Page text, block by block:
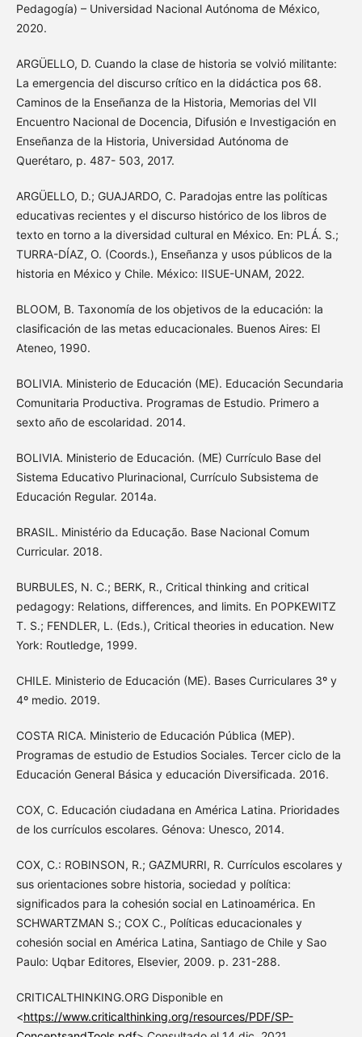
Pedagogía) – Universidad Nacional Autónoma de México,
2020.
ARGÜELLO, D. Cuando la clase de historia se volvió militante:
La emergencia del discurso crítico en la didáctica pos 68.
Caminos de la Enseñanza de la Historia, Memorias del VII
Encuentro Nacional de Docencia, Difusión e Investigación en
Enseñanza de la Historia, Universidad Autónoma de
Querétaro, p. 487- 503, 2017.
ARGÜELLO, D.; GUAJARDO, C. Paradojas entre las políticas
educativas recientes y el discurso histórico de los libros de
texto en torno a la diversidad cultural en México. En: PLÁ. S.;
TURRA-DÍAZ, O. (Coords.), Enseñanza y usos públicos de la
historia en México y Chile. México: IISUE-UNAM, 2022.
BLOOM, B. Taxonomía de los objetivos de la educación: la
clasificación de las metas educacionales. Buenos Aires: El
Ateneo, 1990.
BOLIVIA. Ministerio de Educación (ME). Educación Secundaria
Comunitaria Productiva. Programas de Estudio. Primero a
sexto año de escolaridad. 2014.
BOLIVIA. Ministerio de Educación. (ME) Currículo Base del
Sistema Educativo Plurinacional, Currículo Subsistema de
Educación Regular. 2014a.
BRASIL. Ministério da Educação. Base Nacional Comum
Curricular. 2018.
BURBULES, N. C.; BERK, R., Critical thinking and critical
pedagogy: Relations, differences, and limits. En POPKEWITZ
T. S.; FENDLER, L. (Eds.), Critical theories in education. New
York: Routledge, 1999.
CHILE. Ministerio de Educación (ME). Bases Curriculares 3º y
4º medio. 2019.
COSTA RICA. Ministerio de Educación Pública (MEP).
Programas de estudio de Estudios Sociales. Tercer ciclo de la
Educación General Básica y educación Diversificada. 2016.
COX, C. Educación ciudadana en América Latina. Prioridades
de los currículos escolares. Génova: Unesco, 2014.
COX, C.: ROBINSON, R.; GAZMURRI, R. Currículos escolares y
sus orientaciones sobre historia, sociedad y política:
significados para la cohesión social en Latinoamérica. En
SCHWARTZMAN S.; COX C., Políticas educacionales y
cohesión social en América Latina, Santiago de Chile y Sao
Paulo: Uqbar Editores, Elsevier, 2009. p. 231-288.
CRITICALTHINKING.ORG Disponible en
<https://www.criticalthinking.org/resources/PDF/SP-